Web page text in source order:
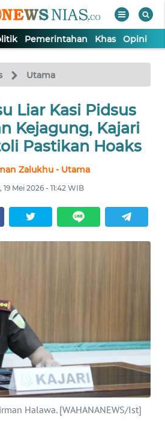
Pemerintahan Khas Opini
Utama
Liar Kasi Pidsus
Kejagung, Kajari
Pastikan Hoaks
Zalukhu - Utama
19 Mei 2026 - 11:42 WIB
Halawa. [WAHANANEWS/Ist]